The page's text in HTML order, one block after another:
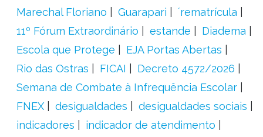
Marechal Floriano
Guarapari
´rematrícula
11º Fórum Extraordinário
estande
Diadema
Escola que Protege
EJA Portas Abertas
Rio das Ostras
FICAI
Decreto 4572/2026
Semana de Combate à Infrequência Escolar
FNEX
desigualdades
desigualdades sociais
indicadores
indicador de atendimento